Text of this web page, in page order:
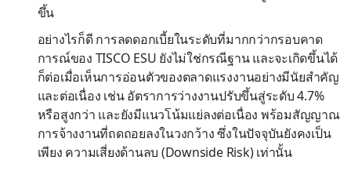
ขึ้น
อย่างไรก็ดี การลดดอกเบี้ยในระดับที่มากกว่ากรอบคาด
การณ์ของ TISCO ESU ยังไม่ใช่กรณีฐาน และจะเกิดขึ้นได้
ก็ต่อเมื่อเห็นการอ่อนตัวของตลาดแรงงานอย่างมีนัยสำคัญ
และต่อเนื่อง เช่น อัตราการว่างงานปรับขึ้นสู่ระดับ 4.7%
หรือสูงกว่า และยังมีแนวโน้มแย่ลงต่อเนื่อง พร้อมสัญญาณ
การจ้างงานที่ถดถอยลงในวงกว้าง ซึ่งในปัจจุบันยังคงเป็น
เพียง ความเสี่ยงด้านลบ (Downside Risk) เท่านั้น